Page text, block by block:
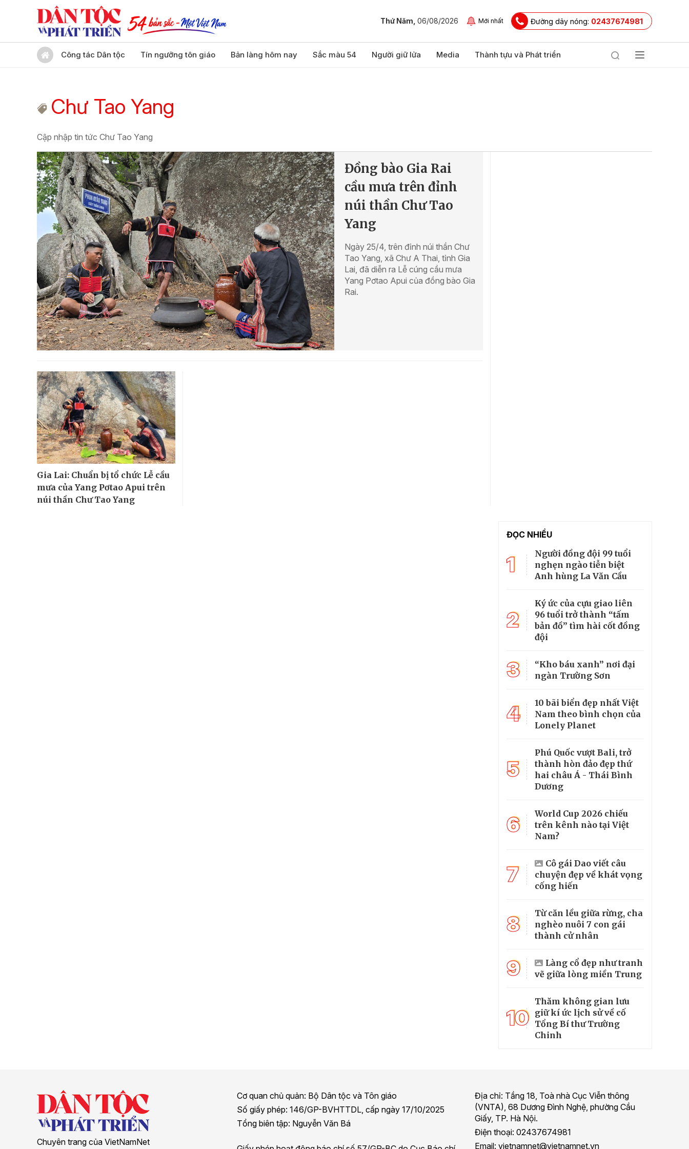
Thứ Năm, 06/08/2026 Mới nhất Đường dây nóng: 02437674981
Công tác Dân tộc Tín ngưỡng tôn giáo Bản làng hôm nay Sắc màu 54 Người giữ lửa Media Thành tựu và Phát triển
Chư Tao Yang
Cập nhập tin tức Chư Tao Yang
Đồng bào Gia Rai
cầu mưa trên đỉnh
núi thần Chư Tao
Yang
Ngày 25/4, trên đỉnh núi thần Chư
Tao Yang, xã Chư A Thai, tỉnh Gia
Lai, đã diễn ra Lễ cúng cầu mưa
Yang Pơtao Apui của đồng bào Gia
Rai.
Gia Lai: Chuẩn bị tổ chức Lễ cầu
mưa của Yang Pơtao Apui trên
núi thần Chư Tao Yang
ĐỌC NHIỀU
1
Người đồng đội 99 tuổi
nghẹn ngào tiễn biệt
Anh hùng La Văn Cầu
2
Ký ức của cựu giao liên
96 tuổi trở thành “tấm
bản đồ” tìm hài cốt đồng
đội
3
“Kho báu xanh” nơi đại
ngàn Trường Sơn
4
10 bãi biển đẹp nhất Việt
Nam theo bình chọn của
Lonely Planet
5
Phú Quốc vượt Bali, trở
thành hòn đảo đẹp thứ
hai châu Á - Thái Bình
Dương
6
World Cup 2026 chiếu
trên kênh nào tại Việt
Nam?
7
Cô gái Dao viết câu
chuyện đẹp về khát vọng
cống hiến
8
Từ căn lều giữa rừng, cha
nghèo nuôi 7 con gái
thành cử nhân
9
Làng cổ đẹp như tranh
vẽ giữa lòng miền Trung
10
Thăm không gian lưu
giữ kí ức lịch sử về cố
Tổng Bí thư Trường
Chinh
Chuyên trang của VietNamNet
Cơ quan chủ quản: Bộ Dân tộc và Tôn giáo
Số giấy phép: 146/GP-BVHTTDL, cấp ngày 17/10/2025
Tổng biên tập: Nguyễn Văn Bá
Địa chỉ: Tầng 18, Toà nhà Cục Viễn thông
(VNTA), 68 Dương Đình Nghệ, phường Cầu
Giấy, TP. Hà Nội.
Điện thoại: 02437674981
Email: vietnamnet@vietnamnet.vn